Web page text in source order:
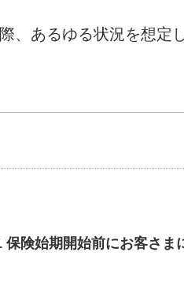
、あるゆる状況を想定
保険始期開始前にお客さま